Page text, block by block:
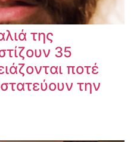
της
35
ποτέ
την